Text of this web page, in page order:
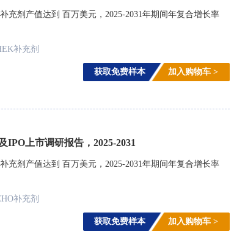
充剂产值达到 百万美元，2025-2031年期间年复合增长率
补充剂
获取免费样本 加入购物车 >
IPO上市调研报告，2025-2031
充剂产值达到 百万美元，2025-2031年期间年复合增长率
补充剂
获取免费样本 加入购物车 >